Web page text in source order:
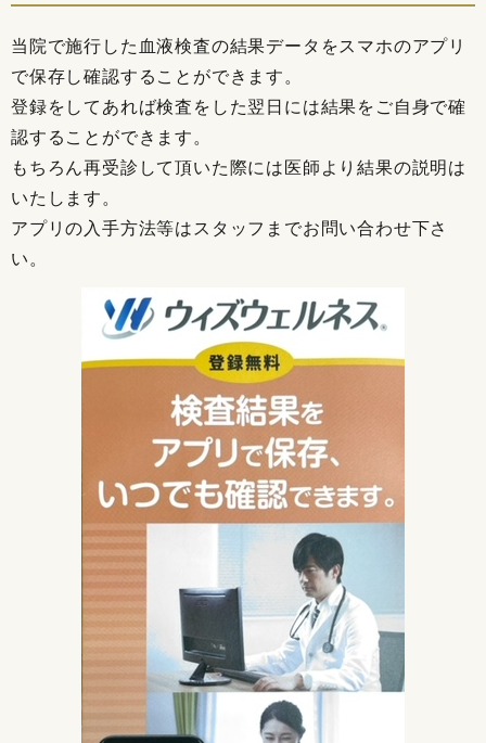
当院で施行した血液検査の結果データをスマホのアプリ
で保存し確認することができます。
登録をしてあれば検査をした翌日には結果をご自身で確
認することができます。
もちろん再受診して頂いた際には医師より結果の説明は
いたします。
アプリの入手方法等はスタッフまでお問い合わせ下さ
い。